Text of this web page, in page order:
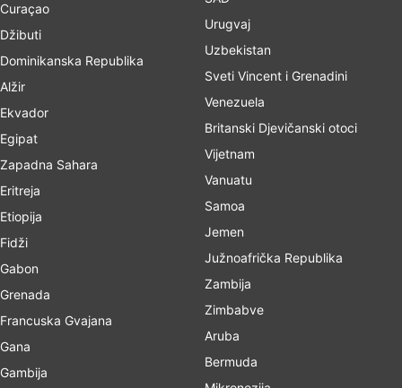
Curaçao
Džibuti
Dominikanska Republika
Alžir
Ekvador
Egipat
Zapadna Sahara
Eritreja
Etiopija
Fidži
Gabon
Grenada
Francuska Gvajana
Gana
Gambija
Urugvaj
Uzbekistan
Sveti Vincent i Grenadini
Venezuela
Britanski Djevičanski otoci
Vijetnam
Vanuatu
Samoa
Jemen
Južnoafrička Republika
Zambija
Zimbabve
Aruba
Bermuda